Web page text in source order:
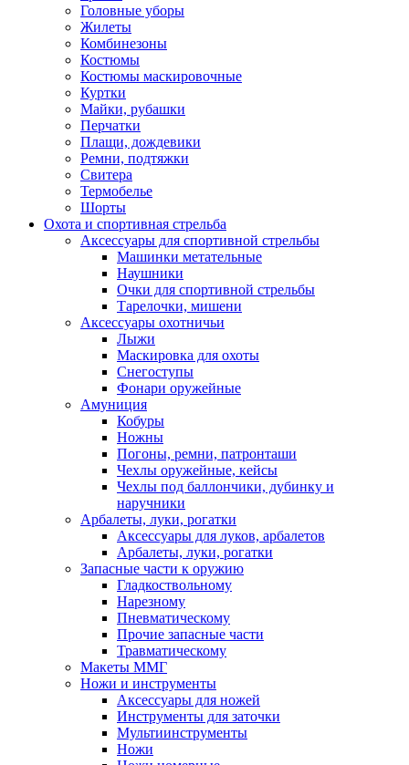
Головные уборы
Жилеты
Комбинезоны
Костюмы
Костюмы маскировочные
Куртки
Майки, рубашки
Перчатки
Плащи, дождевики
Ремни, подтяжки
Свитера
Термобелье
Шорты
Охота и спортивная стрельба
Аксессуары для спортивной стрельбы
Машинки метательные
Наушники
Очки для спортивной стрельбы
Тарелочки, мишени
Аксессуары охотничьи
Лыжи
Маскировка для охоты
Снегоступы
Фонари оружейные
Амуниция
Кобуры
Ножны
Погоны, ремни, патронташи
Чехлы оружейные, кейсы
Чехлы под баллончики, дубинку и
наручники
Арбалеты, луки, рогатки
Аксессуары для луков, арбалетов
Арбалеты, луки, рогатки
Запасные части к оружию
Гладкоствольному
Нарезному
Пневматическому
Прочие запасные части
Травматическому
Макеты ММГ
Ножи и инструменты
Аксессуары для ножей
Инструменты для заточки
Мультиинструменты
Ножи